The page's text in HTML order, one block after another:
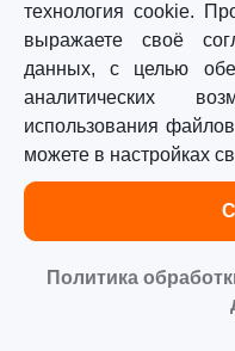
©«Sturm!» 2011–2026 ®
Все права защищены.
Политика обработки
технология cookie.
выражаете своё
данных, с целью
аналитических
использования
можете в настройках
Политика